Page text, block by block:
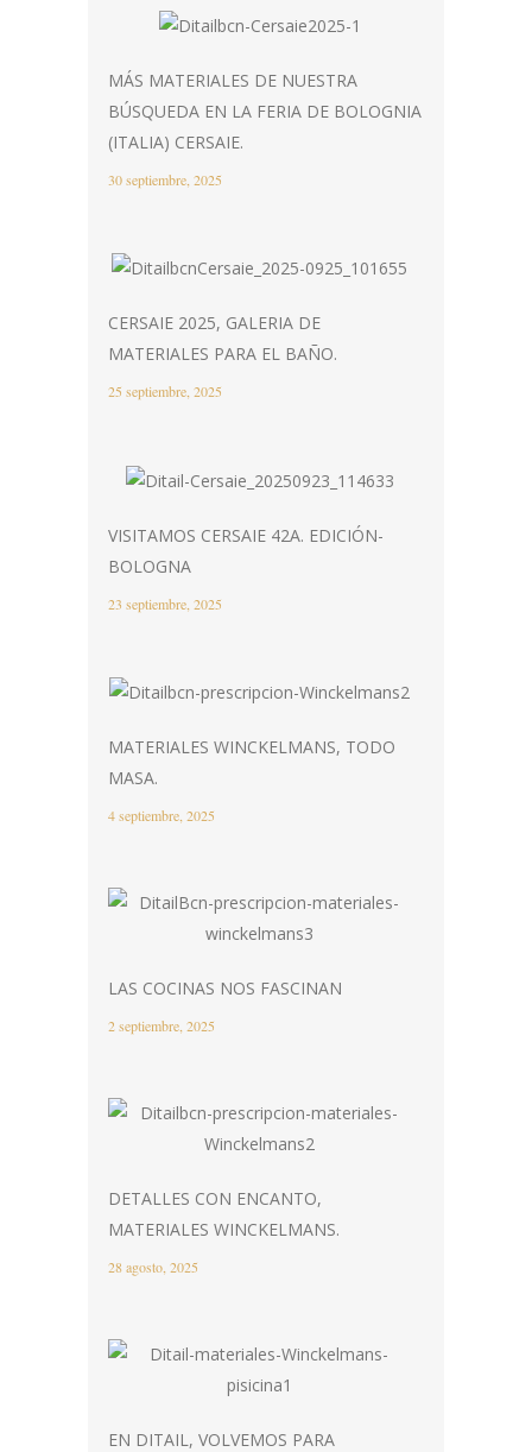
MÁS MATERIALES DE NUESTRA
BÚSQUEDA EN LA FERIA DE BOLOGNIA
(ITALIA) CERSAIE.
30 septiembre, 2025
CERSAIE 2025, GALERIA DE
MATERIALES PARA EL BAÑO.
25 septiembre, 2025
VISITAMOS CERSAIE 42A. EDICIÓN-
BOLOGNA
23 septiembre, 2025
MATERIALES WINCKELMANS, TODO
MASA.
4 septiembre, 2025
LAS COCINAS NOS FASCINAN
2 septiembre, 2025
DETALLES CON ENCANTO,
MATERIALES WINCKELMANS.
28 agosto, 2025
EN DITAIL, VOLVEMOS PARA